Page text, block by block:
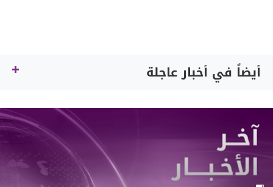
أيضاً في أخبار عاجلة